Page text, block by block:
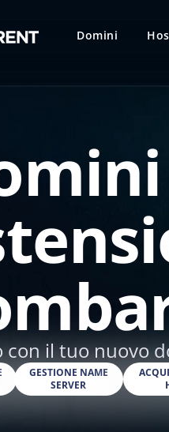
Domini
con il tuo nuovo
GESTIONE NAME
SERVER